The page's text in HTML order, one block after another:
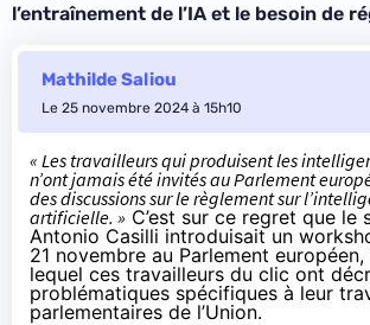
l’entraînement de l’IA et le besoin de
Mathilde Saliou
Le 25 novembre 2024 à 15h10
« Les travailleurs qui produisent les
n’ont jamais été invités au Parlement
des discussions sur le règlement sur
artificielle. » C’est sur ce regret que le
Antonio Casilli introduisait un
21 novembre au Parlement
lequel ces travailleurs du clic ont
problématiques spécifiques à leur
parlementaires de l’Union.